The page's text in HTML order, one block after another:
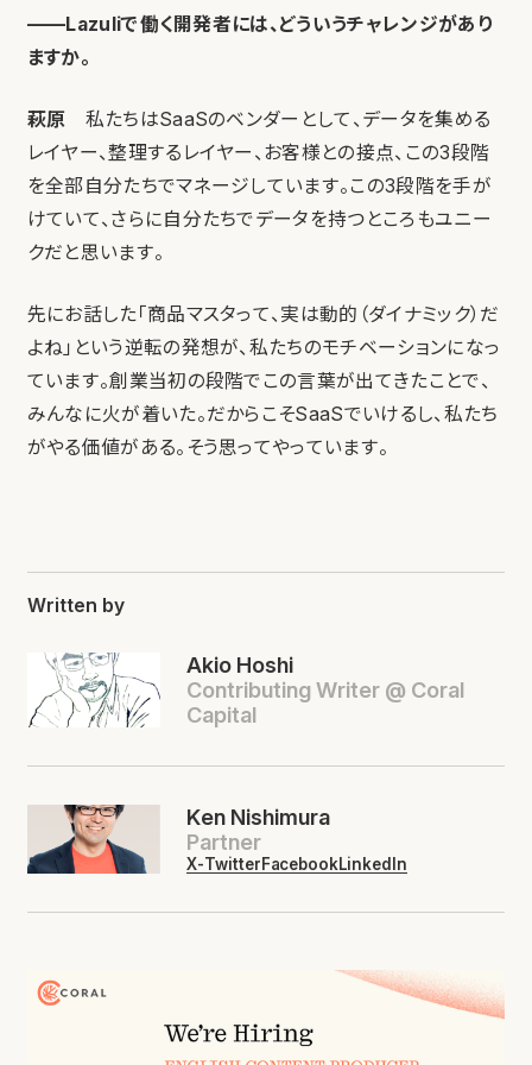
——Lazuliで働く開発者には、どういうチャレンジがあり
ますか。
萩原 私たちはSaaSのベンダーとして、データを集める
レイヤー、整理するレイヤー、お客様との接点、この3段階
を全部自分たちでマネージしています。この3段階を手が
けていて、さらに自分たちでデータを持つところもユニー
クだと思います。
先にお話した「商品マスタって、実は動的（ダイナミック）だ
よね」という逆転の発想が、私たちのモチベーションになっ
ています。創業当初の段階でこの言葉が出てきたことで、
みんなに火が着いた。だからこそSaaSでいけるし、私たち
がやる価値がある。そう思ってやっています。
Written by
Akio Hoshi
Contributing Writer @ Coral
Capital
Ken Nishimura
Partner
X-TwitterFacebookLinkedIn